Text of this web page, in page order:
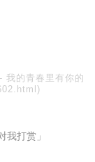
- 我的青春里有你的
我打赏」